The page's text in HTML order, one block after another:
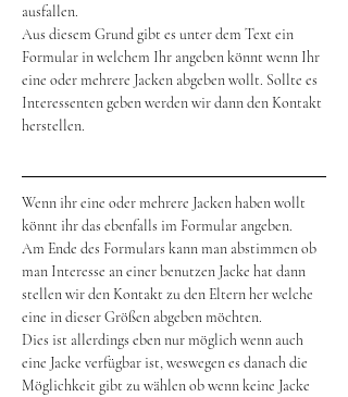
ausfallen.
Aus diesem Grund gibt es unter dem Text ein
Formular in welchem Ihr angeben könnt wenn Ihr
eine oder mehrere Jacken abgeben wollt. Sollte es
Interessenten geben werden wir dann den Kontakt
herstellen.
Wenn ihr eine oder mehrere Jacken haben wollt
könnt ihr das ebenfalls im Formular angeben.
Am Ende des Formulars kann man abstimmen ob
man Interesse an einer benutzen Jacke hat dann
stellen wir den Kontakt zu den Eltern her welche
eine in dieser Größen abgeben möchten.
Dies ist allerdings eben nur möglich wenn auch
eine Jacke verfügbar ist, weswegen es danach die
Möglichkeit gibt zu wählen ob wenn keine Jacke